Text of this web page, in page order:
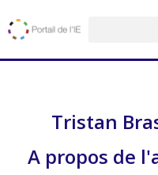
Tristan
A propos de